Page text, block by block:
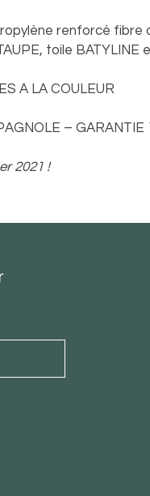
renforcé fibre
toile BATYLINE
A LA COULEUR
– GARANTIE
2021 !